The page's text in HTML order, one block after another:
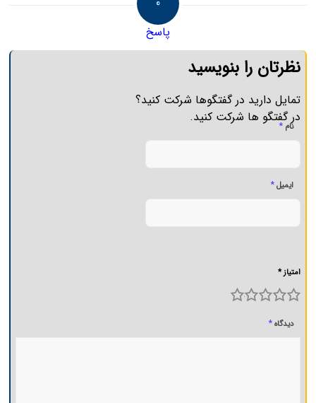
پاسخ
نظرتان را بنویسید
تمایل دارید در گفتگوها شرکت کنید؟
در گفتگو ها شرکت کنید.
نام*
ایمیل*
امتیاز *
4 3 2 1
دیدگاه*